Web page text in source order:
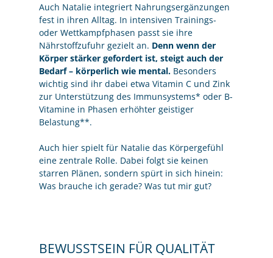
Auch Natalie integriert Nahrungsergänzungen
fest in ihren Alltag. In intensiven Trainings-
oder Wettkampfphasen passt sie ihre
Nährstoffzufuhr gezielt an. Denn wenn der
Körper stärker gefordert ist, steigt auch der
Bedarf – körperlich wie mental. Besonders
wichtig sind ihr dabei etwa Vitamin C und Zink
zur Unterstützung des Immunsystems* oder B-
Vitamine in Phasen erhöhter geistiger
Belastung**.
Auch hier spielt für Natalie das Körpergefühl
eine zentrale Rolle. Dabei folgt sie keinen
starren Plänen, sondern spürt in sich hinein:
Was brauche ich gerade? Was tut mir gut?
BEWUSSTSEIN FÜR QUALITÄT